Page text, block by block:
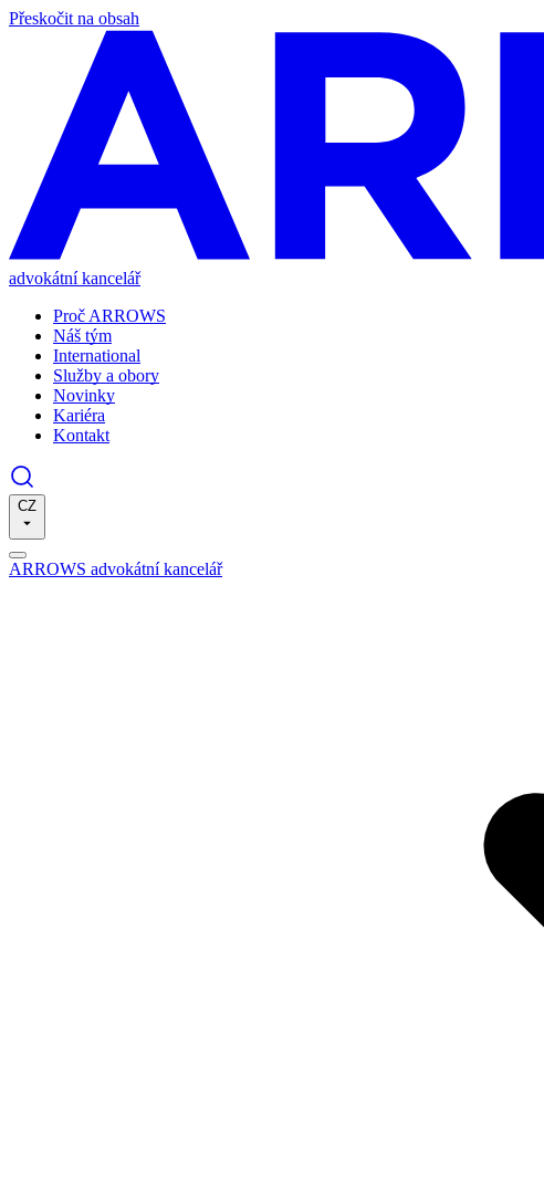
Přeskočit na obsah
advokátní kancelář
Proč ARROWS
Náš tým
International
Služby a obory
Novinky
Kariéra
Kontakt
CZ
ARROWS advokátní kancelář